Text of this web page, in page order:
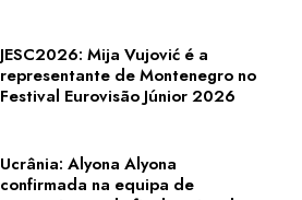
JESC2026: Mija Vujović é a
representante de Montenegro no
Festival Eurovisão Júnior 2026
Ucrânia: Alyona Alyona
confirmada na equipa de